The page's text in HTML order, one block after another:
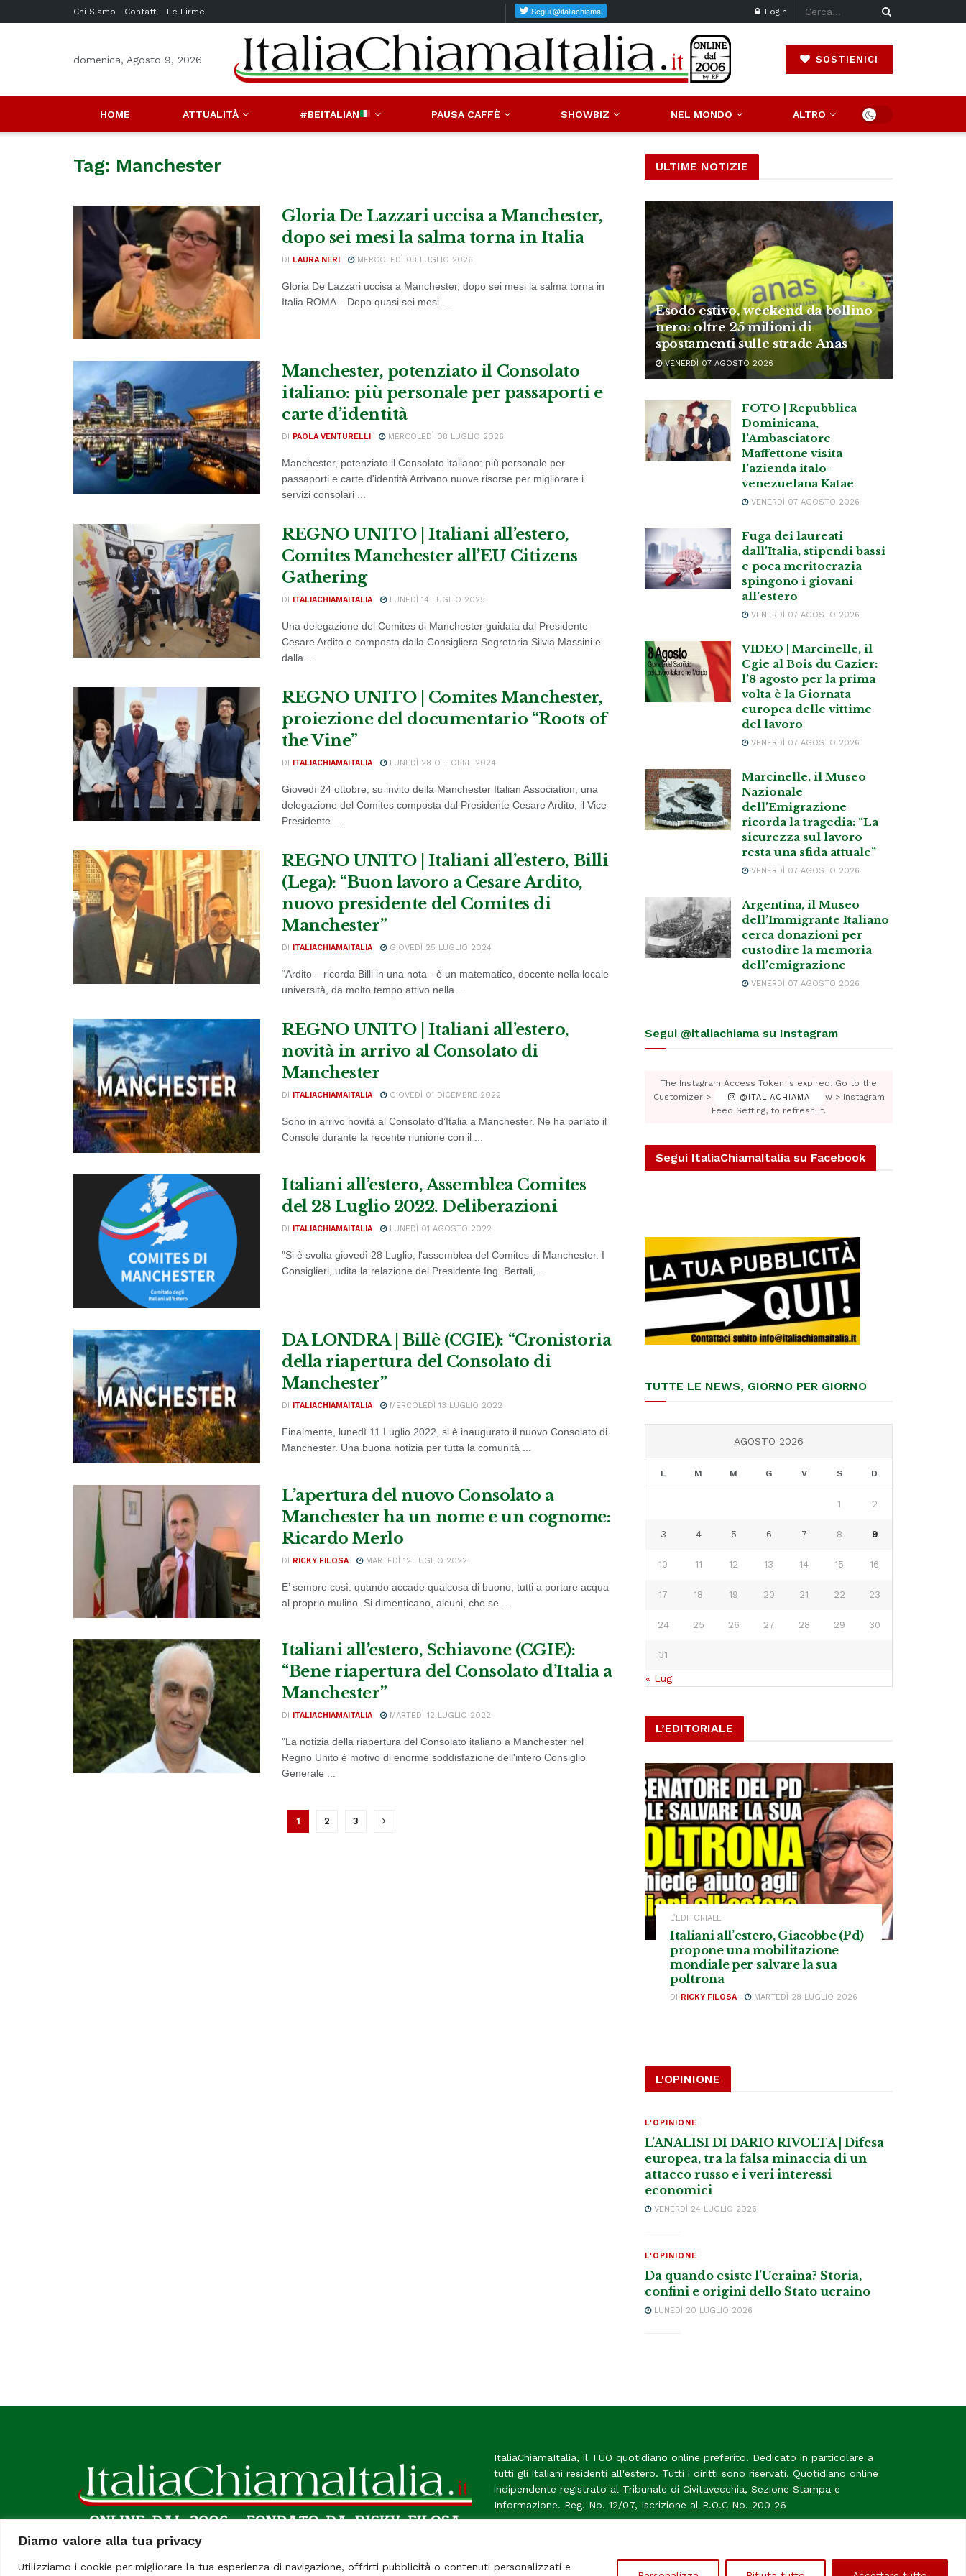
Diamo valore alla tua privacy
Utilizziamo i cookie per migliorare la tua esperienza di navigazione, offrirti pubblicità o contenuti personalizzati e
Chi Siamo Contatti Le Firme Login
domenica, Agosto 9, 2026 SOSTIENICI
HOME ATTUALITÀ #BEITALIAN PAUSA CAFFÈ SHOWBIZ NEL MONDO ALTRO
Tag: Manchester
Gloria De Lazzari uccisa a Manchester,
dopo sei mesi la salma torna in Italia
DI LAURA NERI MERCOLEDÌ 08 LUGLIO 2026
Gloria De Lazzari uccisa a Manchester, dopo sei mesi la salma torna in
Italia ROMA – Dopo quasi sei mesi ...
Manchester, potenziato il Consolato
italiano: più personale per passaporti e
carte d’identità
DI PAOLA VENTURELLI MERCOLEDÌ 08 LUGLIO 2026
Manchester, potenziato il Consolato italiano: più personale per
passaporti e carte d'identità Arrivano nuove risorse per migliorare i
servizi consolari ...
REGNO UNITO | Italiani all’estero,
Comites Manchester all’EU Citizens
Gathering
DI ITALIACHIAMAITALIA LUNEDÌ 14 LUGLIO 2025
Una delegazione del Comites di Manchester guidata dal Presidente
Cesare Ardito e composta dalla Consigliera Segretaria Silvia Massini e
dalla ...
REGNO UNITO | Comites Manchester,
proiezione del documentario “Roots of
the Vine”
DI ITALIACHIAMAITALIA LUNEDÌ 28 OTTOBRE 2024
Giovedì 24 ottobre, su invito della Manchester Italian Association, una
delegazione del Comites composta dal Presidente Cesare Ardito, il Vice-
Presidente ...
REGNO UNITO | Italiani all’estero, Billi
(Lega): “Buon lavoro a Cesare Ardito,
nuovo presidente del Comites di
Manchester”
DI ITALIACHIAMAITALIA GIOVEDÌ 25 LUGLIO 2024
“Ardito – ricorda Billi in una nota - è un matematico, docente nella locale
università, da molto tempo attivo nella ...
REGNO UNITO | Italiani all’estero,
novità in arrivo al Consolato di
Manchester
DI ITALIACHIAMAITALIA GIOVEDÌ 01 DICEMBRE 2022
Sono in arrivo novità al Consolato d’Italia a Manchester. Ne ha parlato il
Console durante la recente riunione con il ...
Italiani all’estero, Assemblea Comites
del 28 Luglio 2022. Deliberazioni
DI ITALIACHIAMAITALIA LUNEDÌ 01 AGOSTO 2022
"Si è svolta giovedì 28 Luglio, l'assemblea del Comites di Manchester. I
Consiglieri, udita la relazione del Presidente Ing. Bertali, ...
DA LONDRA | Billè (CGIE): “Cronistoria
della riapertura del Consolato di
Manchester”
DI ITALIACHIAMAITALIA MERCOLEDÌ 13 LUGLIO 2022
Finalmente, lunedì 11 Luglio 2022, si è inaugurato il nuovo Consolato di
Manchester. Una buona notizia per tutta la comunità ...
L’apertura del nuovo Consolato a
Manchester ha un nome e un cognome:
Ricardo Merlo
DI RICKY FILOSA MARTEDÌ 12 LUGLIO 2022
E’ sempre così: quando accade qualcosa di buono, tutti a portare acqua
al proprio mulino. Si dimenticano, alcuni, che se ...
Italiani all’estero, Schiavone (CGIE):
“Bene riapertura del Consolato d’Italia a
Manchester”
DI ITALIACHIAMAITALIA MARTEDÌ 12 LUGLIO 2022
"La notizia della riapertura del Consolato italiano a Manchester nel
Regno Unito è motivo di enorme soddisfazione dell'intero Consiglio
Generale ...
1 2 3
ULTIME NOTIZIE
Esodo estivo, weekend da bollino
nero: oltre 25 milioni di
spostamenti sulle strade Anas
VENERDÌ 07 AGOSTO 2026
FOTO | Repubblica
Dominicana,
l’Ambasciatore
Maffettone visita
l’azienda italo-
venezuelana Katae
VENERDÌ 07 AGOSTO 2026
Fuga dei laureati
dall’Italia, stipendi bassi
e poca meritocrazia
spingono i giovani
all’estero
VENERDÌ 07 AGOSTO 2026
VIDEO | Marcinelle, il
Cgie al Bois du Cazier:
l’8 agosto per la prima
volta è la Giornata
europea delle vittime
del lavoro
VENERDÌ 07 AGOSTO 2026
Marcinelle, il Museo
Nazionale
dell’Emigrazione
ricorda la tragedia: “La
sicurezza sul lavoro
resta una sfida attuale”
VENERDÌ 07 AGOSTO 2026
Argentina, il Museo
dell’Immigrante Italiano
cerca donazioni per
custodire la memoria
dell’emigrazione
VENERDÌ 07 AGOSTO 2026
Segui @italiachiama su Instagram
@ITALIACHIAMA
The Instagram Access Token is expired, Go to the
Customizer > JNews : Social, Like & View > Instagram
Feed Setting, to refresh it.
Segui ItaliaChiamaItalia su Facebook
TUTTE LE NEWS, GIORNO PER GIORNO
AGOSTO 2026
L M M G V S D
1 2
3 4 5 6 7 8 9
10 11 12 13 14 15 16
17 18 19 20 21 22 23
24 25 26 27 28 29 30
31
« Lug
L’EDITORIALE
L’EDITORIALE
Italiani all’estero, Giacobbe (Pd)
propone una mobilitazione
mondiale per salvare la sua
poltrona
DI RICKY FILOSA MARTEDÌ 28 LUGLIO 2026
L'OPINIONE
L'OPINIONE
L’ANALISI DI DARIO RIVOLTA | Difesa
europea, tra la falsa minaccia di un
attacco russo e i veri interessi
economici
VENERDÌ 24 LUGLIO 2026
L'OPINIONE
Da quando esiste l’Ucraina? Storia,
confini e origini dello Stato ucraino
LUNEDÌ 20 LUGLIO 2026
ItaliaChiamaItalia, il TUO quotidiano online preferito. Dedicato in particolare a
tutti gli italiani residenti all'estero. Tutti i diritti sono riservati. Quotidiano online
indipendente registrato al Tribunale di Civitavecchia, Sezione Stampa e
Informazione. Reg. No. 12/07, Iscrizione al R.O.C No. 200 26